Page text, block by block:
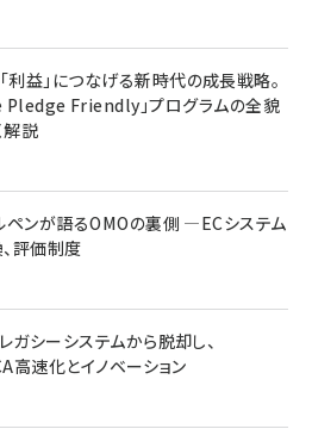
益」につなげる新時代の成長戦略。
Friendly」プログラムの全貌
解説
ンが語るOMOの裏側 ―ECシステム
評価制度
ガシーシステムから脱却し、
高速化とイノベーション